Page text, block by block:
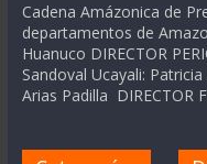
Cadena Amázonica de
departamentos de
Huanuco DIRECTOR
Sandoval Ucayali:
Arias Padilla DIRECTOR